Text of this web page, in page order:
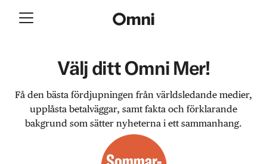
Välj ditt Omni Mer!
Få den bästa fördjupningen från världsledande medier,
upplåsta betalväggar, samt fakta och förklarande
bakgrund som sätter nyheterna i ett sammanhang.